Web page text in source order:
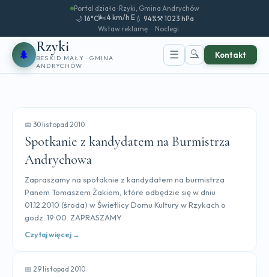
Portal działa · Rzyki, Gmina Andrychów
🌙 16°C🌬️ 4 km/h E💧 94%⚒️ 1023 hPa
Wstaw reklamę
Noclegi
🌲 Rzyki
BESKID MAŁY · GMINA
ANDRYCHÓW
☰ 🔍 Kontakt
📅 30 listopad 2010
Spotkanie z kandydatem na Burmistrza
Andrychowa
Zapraszamy na spotaknie z kandydatem na burmistrza
Panem Tomaszem Żakiem, które odbędzie się w dniu
01.12.2010 (środa) w Świetlicy Domu Kultury w Rzykach o
godz. 19:00. ZAPRASZAMY
Czytaj więcej →
📅 29 listopad 2010